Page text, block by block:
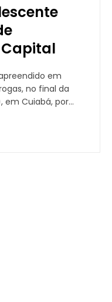
em
no final da
Cuiabá, por...